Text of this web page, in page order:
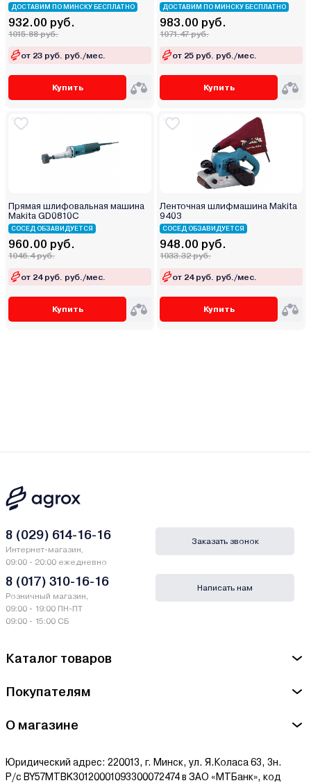
ДОСТАВИМ ПО МИНСКУ БЕСПЛАТНО
932.00 руб.
1015.88 руб.
от 23 руб. руб./мес.
Купить
ДОСТАВИМ ПО МИНСКУ БЕСПЛАТНО
983.00 руб.
1071.47 руб.
от 25 руб. руб./мес.
Купить
Прямая шлифовальная машина
Makita GD0810C
СОСЕД ОБЗАВИДУЕТСЯ
960.00 руб.
1046.4 руб.
от 24 руб. руб./мес.
Купить
Ленточная шлифмашина Makita
9403
СОСЕД ОБЗАВИДУЕТСЯ
948.00 руб.
1033.32 руб.
от 24 руб. руб./мес.
Купить
Каталог товаров
Покупателям
О магазине
Юридический адрес: 220013, г. Минск, ул. Я.Коласа 63, 3н.
Р/с BY57MTBK30120001093300072474 в ЗАО «МТБанк», код
8 (029) 614-16-16
Интернет-магазин,
09:00 - 20:00 ежедневно
8 (017) 310-16-16
Розничный магазин,
09:00 - 19:00 ПН-ПТ
09:00 - 15:00 СБ
Заказать звонок
Написать нам